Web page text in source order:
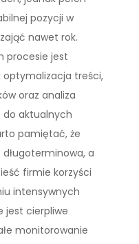
pozycji w
nawet rok.
procesie jest
optymalizacja treści,
oraz analiza
do aktualnych
pamiętać, że
a
firmie korzyści
intensywnych
jest cierpliwe
monitorowanie